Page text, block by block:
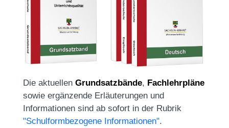
Die aktuellen Grundsatzbände, Fachlehrpläne
sowie ergänzende Erläuterungen und
Informationen sind ab sofort in der Rubrik
"Schulformbezogene Informationen".